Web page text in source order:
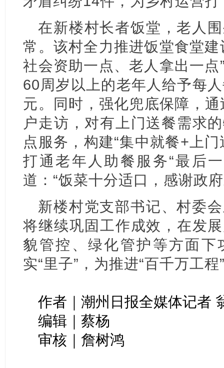
在新楼村长者饭堂，老人
常。该村全力推进饭堂食堂
社会资助一点、老人拿出一
60周岁以上的老年人给予每
元。同时，强化兜底保障，
户走访，对有上门送餐需求
点服务，构建“集中就餐+上
打通老年人助餐服务“最后
道：“饭菜十分适口，感谢政
新楼村党支部书记、村委
将继续巩固工作成效，在发
貌管控、绿化管护等方面下
实“里子”，为推进“百千万工
作者｜潮州日报全媒体记者
编辑｜蔡杨
审核｜詹树鸿